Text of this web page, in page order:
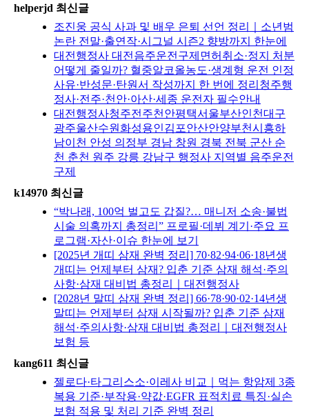
helperjd 최신글
조진웅 공식 사과 및 배우 은퇴 선언 정리｜소년범
논란 전말·출연작·시그널 시즌2 향방까지 한눈에
대전행정사 대전음주운전구제면허취소·정지 처분
어떻게 줄일까? 혈중알코올농도·생계형 운전 인정
사유·반성문·탄원서 작성까지 한 번에 정리청주행
정사·전주·천안·아산·세종 운전자 필수안내
대전행정사청주전주천안평택서울부산인천대구
광주울산수원화성용인김포안산안양부천시흥하
남이천 안성 의정부 경남 창원 경북 전북 군산 순
천 춘천 원주 강릉 강남구 행정사 지역별 음주운전
구제
k14970 최신글
“박나래, 100억 벌고도 갑질?… 매니저 소송·불법
시술 의혹까지 총정리” 프로필·데뷔 계기·주요 프
로그램·자산·이슈 한눈에 보기
[2025년 개띠 삼재 완벽 정리] 70·82·94·06·18년생
개띠는 언제부터 삼재? 입춘 기준 삼재 해석·주의
사항·삼재 대비법 총정리｜대전행정사
[2028년 말띠 삼재 완벽 정리] 66·78·90·02·14년생
말띠는 언제부터 삼재 시작될까? 입춘 기준 삼재
해석·주의사항·삼재 대비법 총정리｜대전행정사
보험 등
kang611 최신글
젤로다·타그리스소·이레사 비교｜먹는 항암제 3종
복용 기준·부작용·약값·EGFR 표적치료 특징·실손
보험 적용 및 처리 기준 완벽 정리